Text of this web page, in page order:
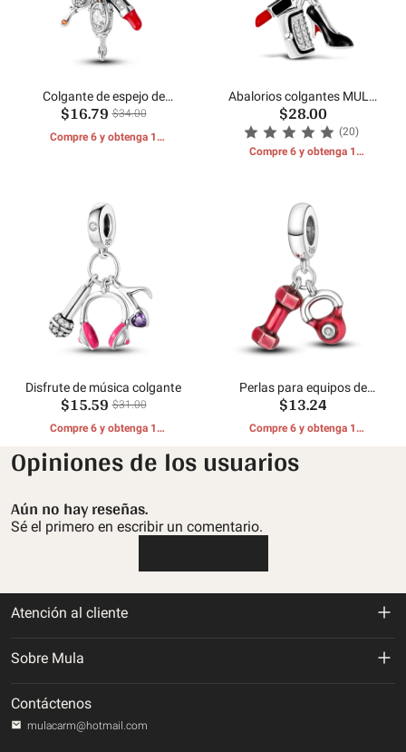
Colgante de espejo de
maquillaje de lápiz labial
$16.79 $34.00
Compre 6 y obtenga 1
Abalorios colgantes MULA
Lady
$28.00
(20)
Compre 6 y obtenga 1
Disfrute de música colgante
$15.59 $31.00
Compre 6 y obtenga 1
Perlas para equipos de
gimnasia
$13.24
Compre 6 y obtenga 1
Opiniones de los usuarios
Aún no hay reseñas.
Sé el primero en escribir un comentario.
Atención al cliente
Política de privacidad
Sobre Mula
Rastrea tu orden
Contáctenos
mulacarm@hotmail.com